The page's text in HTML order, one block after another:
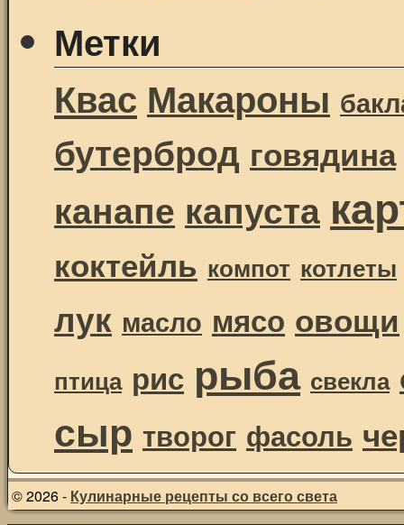
Метки
Квас Макароны
бутерброд говядина
канапе капуста
коктейль компот котлеты
лук масло мясо овощи
птица рис рыба свекла
сыр творог фасоль
© 2026 - Кулинарные рецепты со всего света